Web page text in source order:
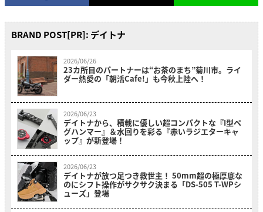
BRAND POST[PR]: デイトナ
2026/06/26
23カ所目のパートナーは“お茶のまち”菊川市。ライ
ダー熱愛の「朝活Cafe!」も今秋上陸へ！
2026/06/23
デイトナから、積載に優しい超コンパクトな『I型ペ
グハンマー』＆水回りを彩る『赤いラジエターキャ
ップ』が新登場！
2026/06/23
デイトナが放つ足つき救世主！ 50mm超の極厚底な
のにシフト操作がサクサク決まる「DS-505 T-WPシ
ューズ」登場